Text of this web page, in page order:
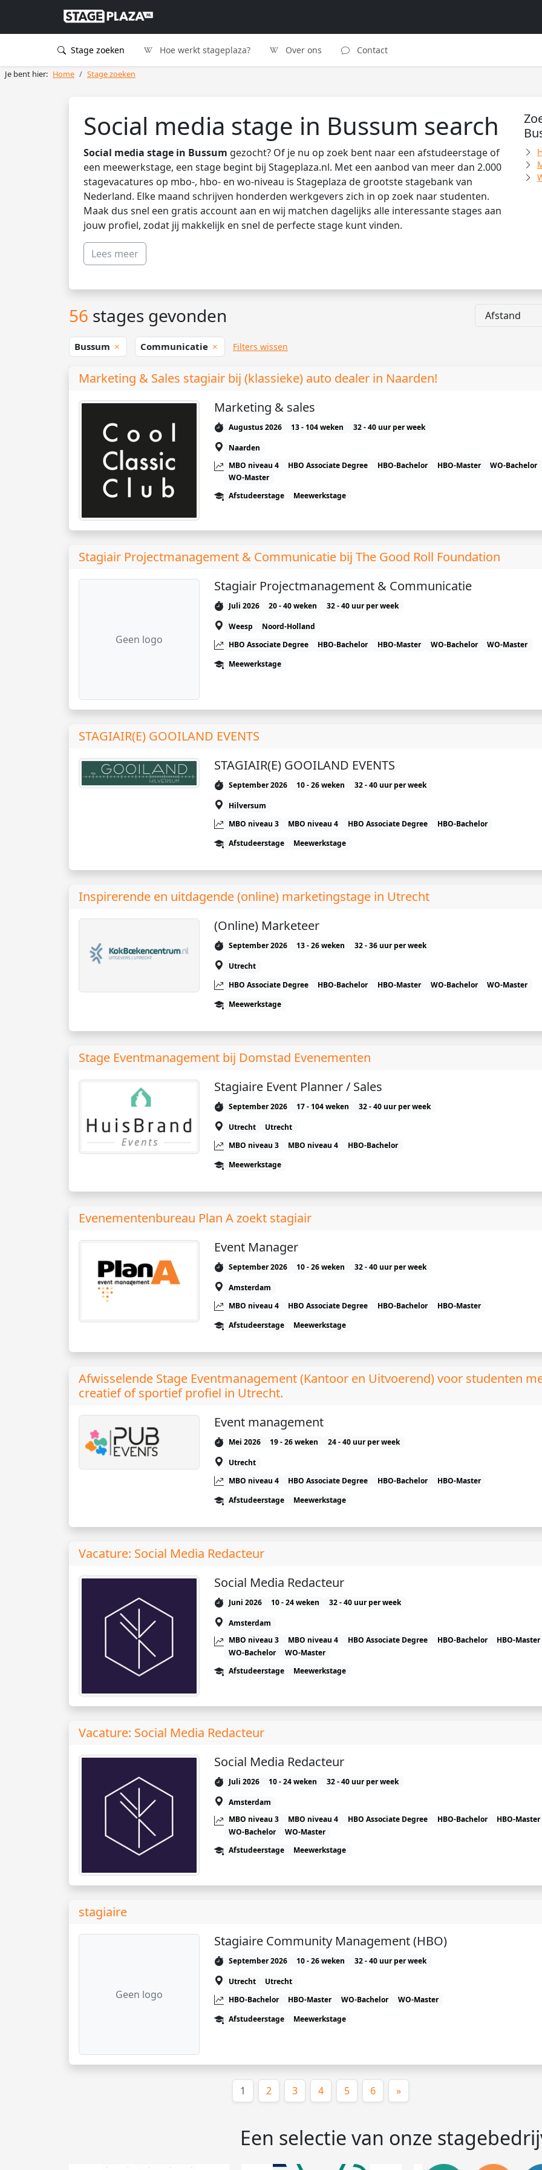
Stage zoeken Hoe werkt stageplaza? Over ons Contact
Je bent hier: Home Stage zoeken
Social media stage in Bussum search
Social media stage in Bussum gezocht? Of je nu op zoek bent naar een afstudeerstage of
een meewerkstage, een stage begint bij Stageplaza.nl. Met een aanbod van meer dan 2.000
stagevacatures op mbo-, hbo- en wo-niveau is Stageplaza de grootste stagebank van
Nederland. Elke maand schrijven honderden werkgevers zich in op zoek naar studenten.
Maak dus snel een gratis account aan en wij matchen dagelijks alle interessante stages aan
jouw profiel, zodat jij makkelijk en snel de perfecte stage kunt vinden.
Lees meer
56 stages gevonden
Bussum Communicatie Filters wissen
Marketing & Sales stagiair bij (klassieke) auto dealer in Naarden!
Marketing & sales
Augustus 2026 13 - 104 weken
32 - 40 uur per week
Naarden
MBO niveau 4
HBO Associate Degree HBO-Bachelor HBO-Master
WO-Bachelor
WO-Master
Afstudeerstage
Meewerkstage
Stagiair Projectmanagement & Communicatie bij The Good Roll Foundation
Geen logo
Stagiair Projectmanagement & Communicatie
Juli 2026 20 - 40 weken
32 - 40 uur per week
Weesp
Noord-Holland
HBO Associate Degree
HBO-Bachelor HBO-Master WO-Bachelor
WO-Master
Meewerkstage
STAGIAIR(E) GOOILAND EVENTS
STAGIAIR(E) GOOILAND EVENTS
September 2026 10 - 26 weken
32 - 40 uur per week
Hilversum
MBO niveau 3
MBO niveau 4 HBO Associate Degree
HBO-Bachelor
Afstudeerstage
Meewerkstage
Inspirerende en uitdagende (online) marketingstage in Utrecht
(Online) Marketeer
September 2026 13 - 26 weken
32 - 36 uur per week
Utrecht
HBO Associate Degree
HBO-Bachelor HBO-Master WO-Bachelor
WO-Master
Meewerkstage
Stage Eventmanagement bij Domstad Evenementen
Stagiaire Event Planner / Sales
September 2026 17 - 104 weken
32 - 40 uur per week
Utrecht
Utrecht
MBO niveau 3
MBO niveau 4
HBO-Bachelor
Meewerkstage
Evenementenbureau Plan A zoekt stagiair
Event Manager
September 2026 10 - 26 weken
32 - 40 uur per week
Amsterdam
MBO niveau 4
HBO Associate Degree HBO-Bachelor
HBO-Master
Afstudeerstage
Meewerkstage
Afwisselende Stage Eventmanagement (Kantoor en Uitvoerend) voor studenten
creatief of sportief profiel in Utrecht.
Event management
Mei 2026 19 - 26 weken
24 - 40 uur per week
Utrecht
MBO niveau 4
HBO Associate Degree HBO-Bachelor
HBO-Master
Afstudeerstage
Meewerkstage
Vacature: Social Media Redacteur
Social Media Redacteur
Juni 2026 10 - 24 weken
32 - 40 uur per week
Amsterdam
MBO niveau 3
MBO niveau 4 HBO Associate Degree HBO-Bachelor
HBO-Master
WO-Bachelor
WO-Master
Afstudeerstage
Meewerkstage
Vacature: Social Media Redacteur
Social Media Redacteur
Juli 2026 10 - 24 weken
32 - 40 uur per week
Amsterdam
MBO niveau 3
MBO niveau 4 HBO Associate Degree HBO-Bachelor
HBO-Master
WO-Bachelor
WO-Master
Afstudeerstage
Meewerkstage
stagiaire
Geen logo
Stagiaire Community Management (HBO)
September 2026 10 - 26 weken
32 - 40 uur per week
Utrecht
Utrecht
HBO-Bachelor
HBO-Master WO-Bachelor
WO-Master
Afstudeerstage
Meewerkstage
1 (huidige)
2 3 4 5 6 »
Een selectie van onze